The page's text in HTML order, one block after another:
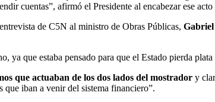
cuentas”, afirmó el Presidente al encabezar ese acto
de C5N al ministro de Obras Públicas,
ya que estaba pensado para que el Estado pierda
que actuaban de los dos lados del mostrador y
que iban a venir del sistema financiero”.